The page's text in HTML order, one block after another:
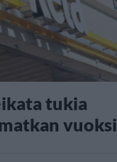
tukia
vuoksi